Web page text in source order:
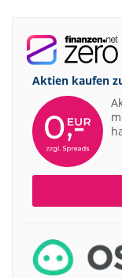
Aktien kaufen